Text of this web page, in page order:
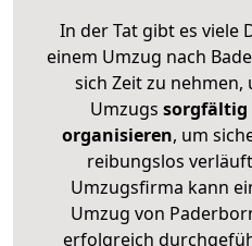
In der Tat gibt es viele
einem Umzug nach
sich Zeit zu nehmen,
Umzugs sorgfältig
organisieren, um
reibungslos
Umzugsfirma kann
Umzug von
erfolgreich